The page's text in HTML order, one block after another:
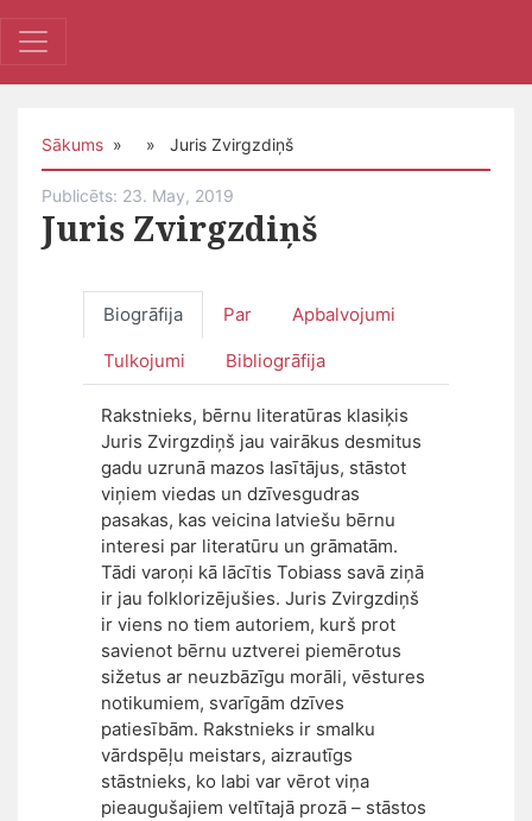
Sākums » » Juris Zvirgzdiņš
Publicēts: 23. May, 2019
Juris Zvirgzdiņš
Biogrāfija Par Apbalvojumi
Tulkojumi Bibliogrāfija
Rakstnieks, bērnu literatūras klasiķis
Juris Zvirgzdiņš jau vairākus desmitus
gadu uzrunā mazos lasītājus, stāstot
viņiem viedas un dzīvesgudras
pasakas, kas veicina latviešu bērnu
interesi par literatūru un grāmatām.
Tādi varoņi kā lācītis Tobiass savā ziņā
ir jau folklorizējušies. Juris Zvirgzdiņš
ir viens no tiem autoriem, kurš prot
savienot bērnu uztverei piemērotus
sižetus ar neuzbāzīgu morāli, vēstures
notikumiem, svarīgām dzīves
patiesībām. Rakstnieks ir smalku
vārdspēļu meistars, aizrautīgs
stāstnieks, ko labi var vērot viņa
pieaugušajiem veltītajā prozā – stāstos